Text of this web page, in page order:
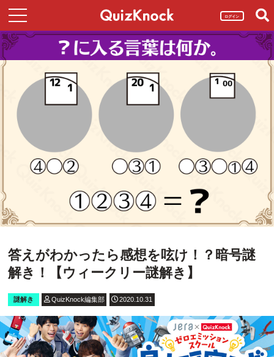
ログイン
答えがわかったら感想を呟け！？暗号謎
解き！【ウィークリー謎解き】
謎解き QuizKnock編集部 2020.10.31